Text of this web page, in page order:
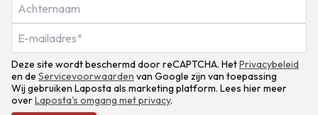
Deze site wordt beschermd door reCAPTCHA. HetPrivacybeleid
en de Servicevoorwaarden van Google zijn van toepassing
Wij gebruiken Laposta als marketing platform. Lees hier meer
overLaposta's omgang met privacy.